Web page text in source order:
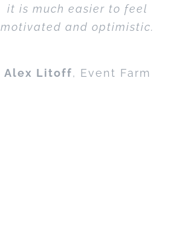
it is much easier to feel
motivated and optimistic.
Alex Litoff, Event Farm